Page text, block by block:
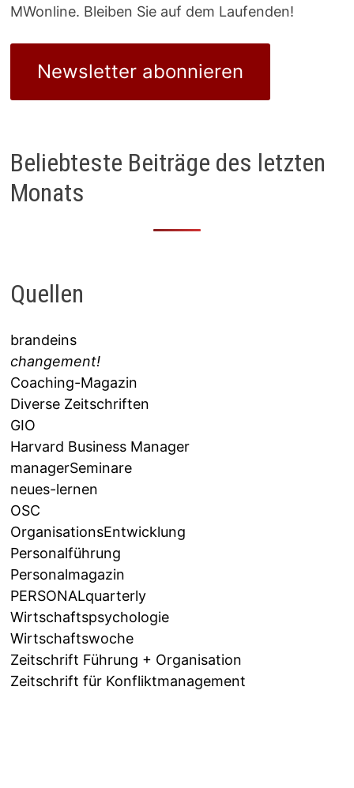
MWonline. Bleiben Sie auf dem Laufenden!
Newsletter abonnieren
Beliebteste Beiträge des letzten
Monats
Quellen
brandeins
changement!
Coaching-Magazin
Diverse Zeitschriften
GIO
Harvard Business Manager
managerSeminare
neues-lernen
OSC
OrganisationsEntwicklung
Personalführung
Personalmagazin
PERSONALquarterly
Wirtschaftspsychologie
Wirtschaftswoche
Zeitschrift Führung + Organisation
Zeitschrift für Konfliktmanagement